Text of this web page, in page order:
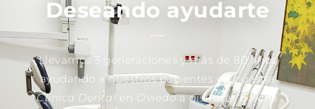
Deseando ayudarte
Llevamos 3 generaciones y más de 80 años
ayudando a nuestros pacientes en nuestra
Clínica Dental en Oviedoa disfrutar de una